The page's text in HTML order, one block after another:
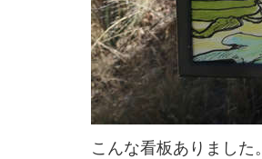
こんな看板ありました